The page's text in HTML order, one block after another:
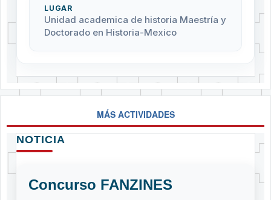
LUGAR
Unidad academica de historia Maestría y
Doctorado en Historia-Mexico
MÁS ACTIVIDADES
NOTICIA
Concurso FANZINES